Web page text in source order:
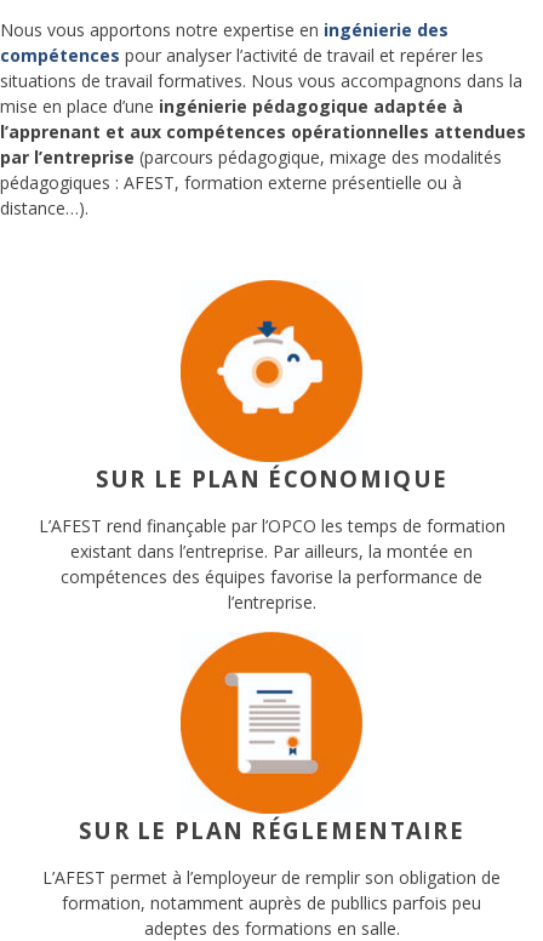
Nous vous apportons notre expertise en ingénierie des
compétences pour analyser l’activité de travail et repérer les
situations de travail formatives. Nous vous accompagnons dans la
mise en place d’une ingénierie pédagogique adaptée à
l’apprenant et aux compétences opérationnelles attendues
par l’entreprise (parcours pédagogique, mixage des modalités
pédagogiques : AFEST, formation externe présentielle ou à
distance…).
SUR LE PLAN ÉCONOMIQUE
L’AFEST rend finançable par l’OPCO les temps de formation
existant dans l’entreprise. Par ailleurs, la montée en
compétences des équipes favorise la performance de
l’entreprise.
SUR LE PLAN RÉGLEMENTAIRE
L’AFEST permet à l’employeur de remplir son obligation de
formation, notamment auprès de publlics parfois peu
adeptes des formations en salle.